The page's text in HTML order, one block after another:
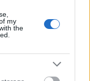
my
the